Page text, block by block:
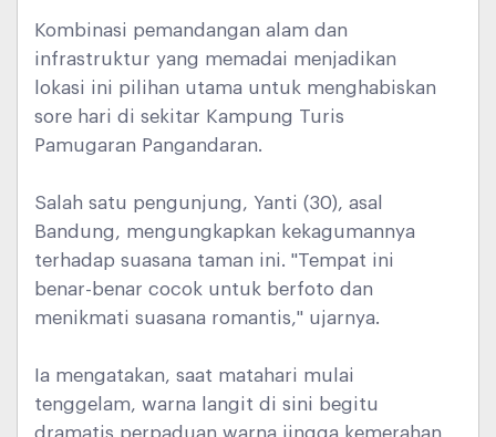
Kombinasi pemandangan alam dan
infrastruktur yang memadai menjadikan
lokasi ini pilihan utama untuk menghabiskan
sore hari di sekitar Kampung Turis
Pamugaran Pangandaran.
Salah satu pengunjung, Yanti (30), asal
Bandung, mengungkapkan kekagumannya
terhadap suasana taman ini. "Tempat ini
benar-benar cocok untuk berfoto dan
menikmati suasana romantis," ujarnya.
Ia mengatakan, saat matahari mulai
tenggelam, warna langit di sini begitu
dramatis perpaduan warna jingga kemerahan